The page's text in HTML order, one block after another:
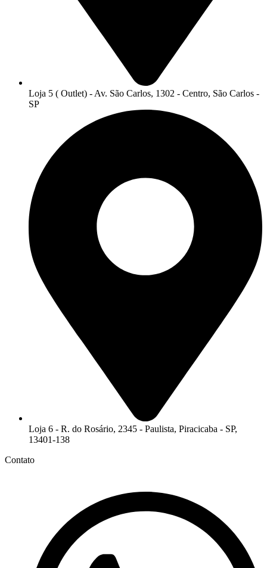
Loja 5 ( Outlet) - Av. São Carlos, 1302 - Centro, São Carlos -
SP
Loja 6 - R. do Rosário, 2345 - Paulista, Piracicaba - SP,
13401-138
Contato